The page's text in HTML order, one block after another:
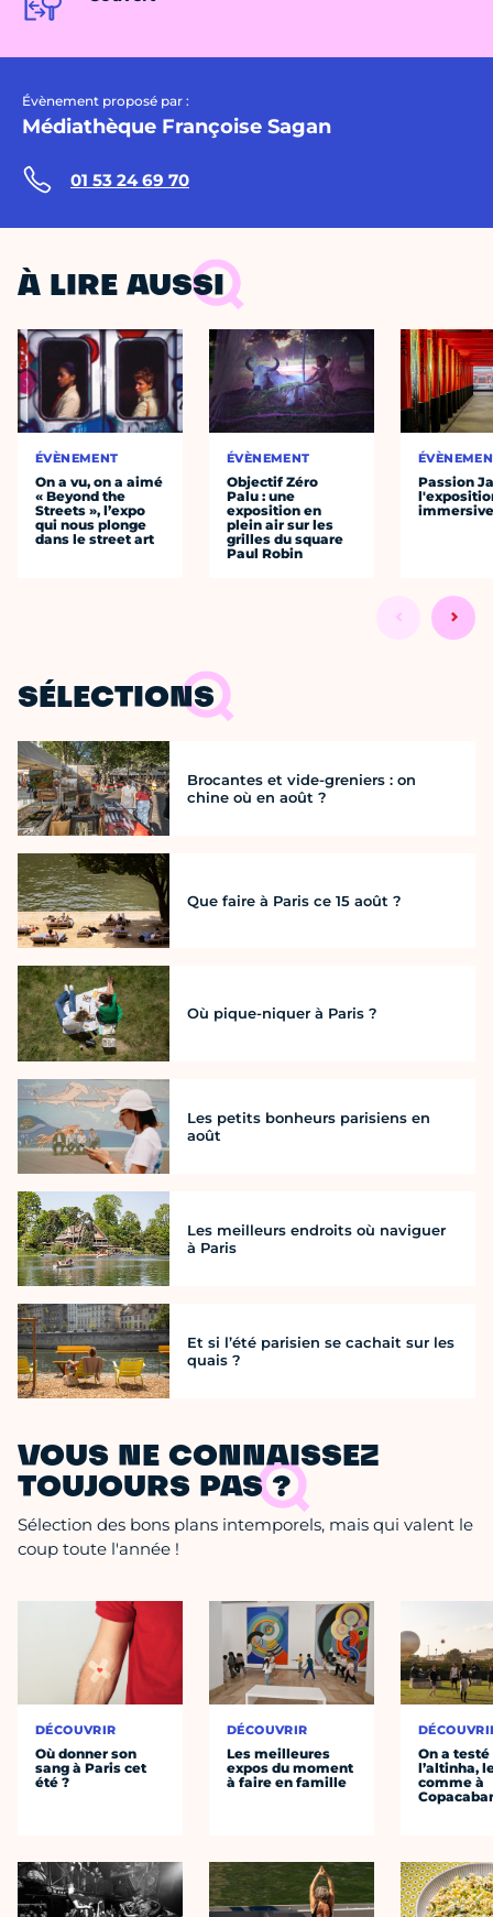
Évènement proposé par :
Médiathèque Françoise Sagan
01 53 24 69 70
À LIRE AUSSI
ÉVÈNEMENT
On a vu, on a aimé
« Beyond the
Streets », l’expo
qui nous plonge
dans le street art
ÉVÈNEMENT
Objectif Zéro
Palu : une
exposition en
plein air sur les
grilles du square
Paul Robin
Passion
SÉLECTIONS
Brocantes et vide-greniers : on
chine où en août ?
Que faire à Paris ce 15 août ?
Où pique-niquer à Paris ?
Les petits bonheurs parisiens en
août
Les meilleurs endroits où naviguer
à Paris
Et si l’été parisien se cachait sur les
quais ?
VOUS NE CONNAISSEZ
TOUJOURS PAS ?
Sélection des bons plans intemporels, mais qui valent le
coup toute l'année !
DÉCOUVRIR
Où donner son
sang à Paris cet
été ?
DÉCOUVRIR
Les meilleures
expos du moment
à faire en famille
On a testé
l’altinha,
comme à